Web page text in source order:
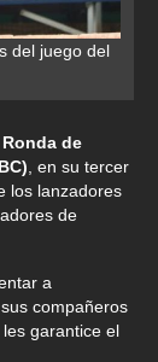
del juego del
Ronda de
, en su tercer
los lanzadores
de
a
compañeros
garantice el